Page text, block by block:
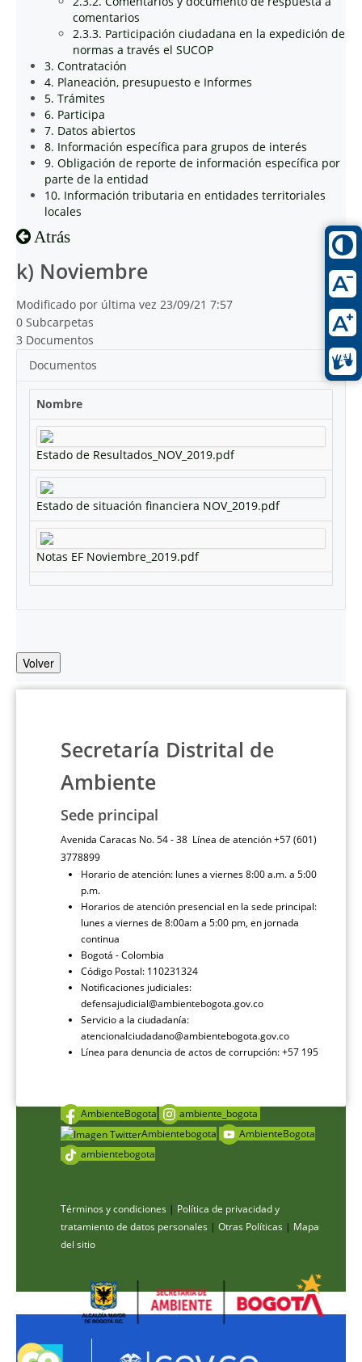
comentarios
2.3.3. Participación ciudadana en la expedición de
normas a través el SUCOP
3. Contratación
4. Planeación, presupuesto e Informes
5. Trámites
6. Participa
7. Datos abiertos
8. Información específica para grupos de interés
9. Obligación de reporte de información específica por
parte de la entidad
10. Información tributaria en entidades territoriales
locales
Atrás
k) Noviembre
Modificado por última vez 23/09/21 7:57
0 Subcarpetas
3 Documentos
Documentos
Nombre
Estado de Resultados_NOV_2019.pdf
Estado de situación financiera NOV_2019.pdf
Notas EF Noviembre_2019.pdf
Volver
Secretaría Distrital de
Ambiente
Sede principal
Avenida Caracas No. 54 - 38 Línea de atención +57 (601)
3778899
Horario de atención: lunes a viernes 8:00 a.m. a 5:00
p.m.
Horarios de atención presencial en la sede principal:
lunes a viernes de 8:00am a 5:00 pm, en jornada
continua
Bogotá - Colombia
Código Postal: 110231324
Notificaciones judiciales:
defensajudicial@ambientebogota.gov.co
Servicio a la ciudadanía:
atencionalciudadano@ambientebogota.gov.co
Línea para denuncia de actos de corrupción: +57 195
AmbienteBogota
ambiente_bogota
Ambientebogota
AmbienteBogota
ambientebogota
Términos y condiciones | Política de privacidad y
tratamiento de datos personales | Otras Políticas | Mapa
del sitio